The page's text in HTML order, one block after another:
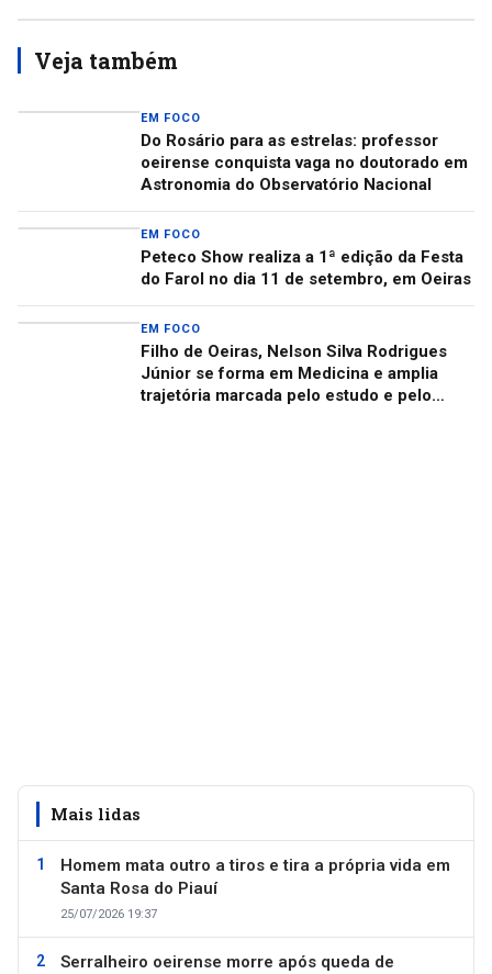
Veja também
EM FOCO
Do Rosário para as estrelas: professor
oeirense conquista vaga no doutorado em
Astronomia do Observatório Nacional
EM FOCO
Peteco Show realiza a 1ª edição da Festa
do Farol no dia 11 de setembro, em Oeiras
EM FOCO
Filho de Oeiras, Nelson Silva Rodrigues
Júnior se forma em Medicina e amplia
trajetória marcada pelo estudo e pelo
Mais lidas
Homem mata outro a tiros e tira a própria vida em
Santa Rosa do Piauí
25/07/2026 19:37
Serralheiro oeirense morre após queda de